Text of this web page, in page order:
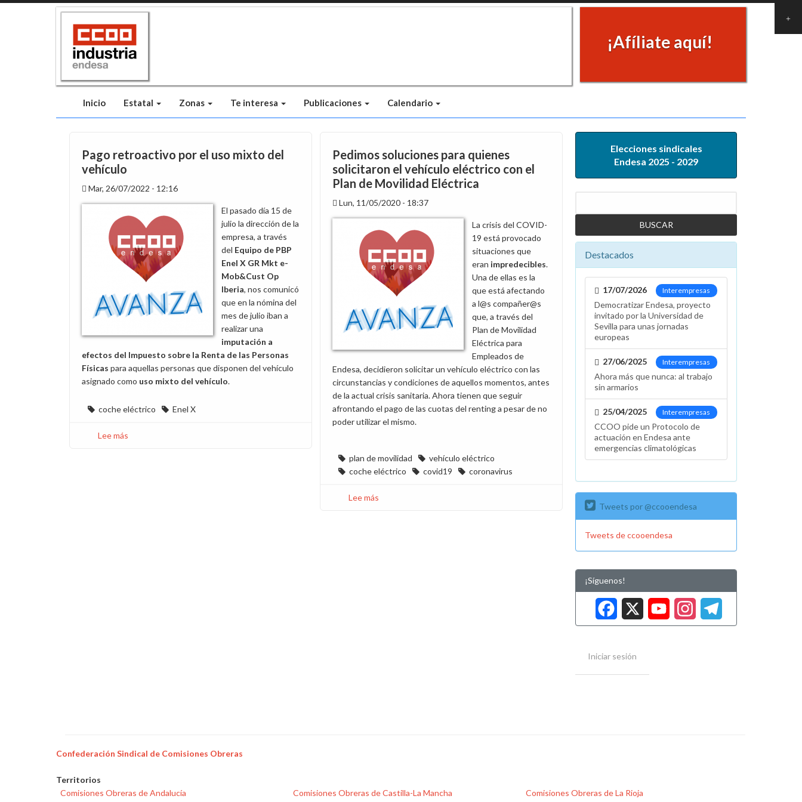
¡Afíliate aquí!
Inicio Estatal Zonas Te interesa Publicaciones Calendario
Pago retroactivo por el uso mixto del
vehículo
Mar, 26/07/2022 - 12:16
El pasado día 15 de
julio la dirección de la
empresa, a través
del Equipo de PBP
Enel X GR Mkt e-
Mob&Cust Op
Iberia, nos comunicó
que en la nómina del
mes de julio iban a
realizar una
imputación a
efectos del Impuesto sobre la Renta de las Personas
Físicas para aquellas personas que disponen del vehículo
asignado como uso mixto del vehículo.
coche eléctrico Enel X
Lee más
Pedimos soluciones para quienes
solicitaron el vehículo eléctrico con el
Plan de Movilidad Eléctrica
Lun, 11/05/2020 - 18:37
La crisis del COVID-
19 está provocado
situaciones que
eran impredecibles.
Una de ellas es la
que está afectando
a l@s compañer@s
que, a través del
Plan de Movilidad
Eléctrica para
Empleados de
Endesa, decidieron solicitar un vehículo eléctrico con las
circunstancias y condiciones de aquellos momentos, antes
de la actual crisis sanitaria. Ahora tienen que seguir
afrontando el pago de las cuotas del renting a pesar de no
poder utilizar el mismo.
plan de movilidad
vehículo eléctrico
coche eléctrico
covid19 coronavirus
Lee más
Elecciones sindicales
Endesa 2025 - 2029
Destacados
Interempresas
17/07/2026
Democratizar Endesa, proyecto
invitado por la Universidad de
Sevilla para unas jornadas
europeas
Interempresas
27/06/2025
Ahora más que nunca: al trabajo
sin armarios
Interempresas
25/04/2025
CCOO pide un Protocolo de
actuación en Endesa ante
emergencias climatológicas
Tweets por @ccooendesa
Tweets de ccooendesa
¡Síguenos!
Facebook
XYouTube
Iniciar sesión
Confederación Sindical de Comisiones Obreras
Territorios
Comisiones Obreras de Andalucía
Comisiones Obreras de Castilla-La Mancha
Comisiones Obreras de La Rioja